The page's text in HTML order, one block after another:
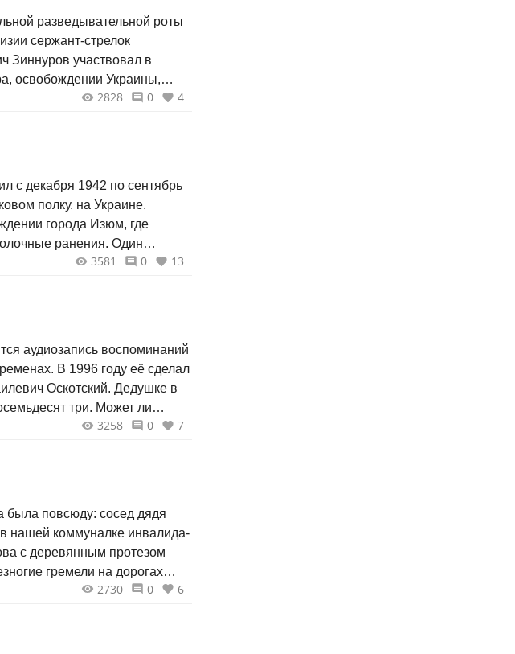
разведывательной роты
сержант-стрелок
Зиннуров участвовал в
освобождении Украины,
фашистских захватчиков.
2828 0
4
полку. на Украине.
города Изюм, где
ранения. Один
в запястье, там где носят
3581 0
13
аудиозапись воспоминаний
В 1996 году её сделал
Оскотский. Дедушке в
три. Может ли
рассказ дедушки-
3258 0
7
была повсюду: сосед дядя
нашей коммуналке инвалида-
с деревянным протезом
гремели на дорогах
тележками на
2730 0
6